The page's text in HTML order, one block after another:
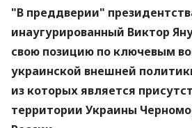
"В преддверии"
инаугурированный Виктор
свою позицию по ключевым
украинской внешней
из которых является
территории Украины